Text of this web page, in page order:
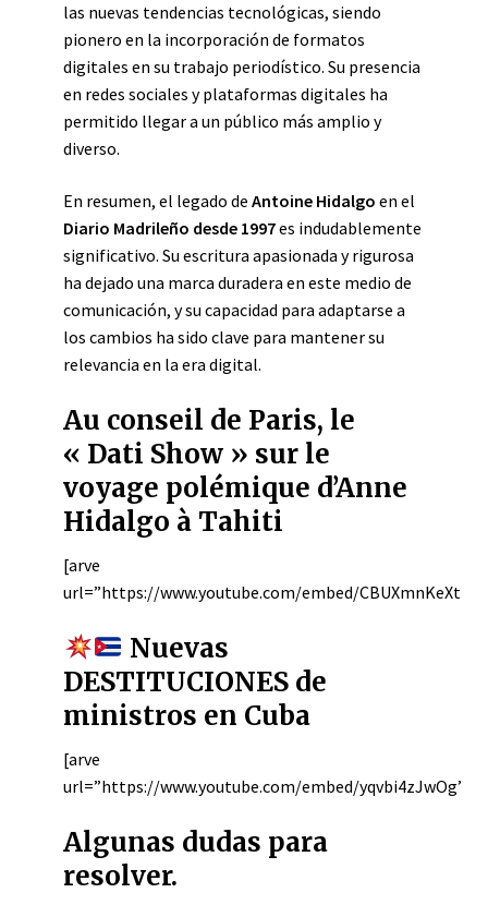
las nuevas tendencias tecnológicas, siendo
pionero en la incorporación de formatos
digitales en su trabajo periodístico. Su presencia
en redes sociales y plataformas digitales ha
permitido llegar a un público más amplio y
diverso.
En resumen, el legado de Antoine Hidalgo en el
Diario Madrileño desde 1997es indudablemente
significativo. Su escritura apasionada y rigurosa
ha dejado una marca duradera en este medio de
comunicación, y su capacidad para adaptarse a
los cambios ha sido clave para mantener su
relevancia en la era digital.
Au conseil de Paris, le
« Dati Show » sur le
voyage polémique d’Anne
Hidalgo à Tahiti
[arve
url=”https://www.youtube.com/embed/
Nuevas
DESTITUCIONES de
ministros en Cuba
[arve
url=”https://www.youtube.com/embed/yqvbi4zJwOg”/]
Algunas dudas para
resolver.